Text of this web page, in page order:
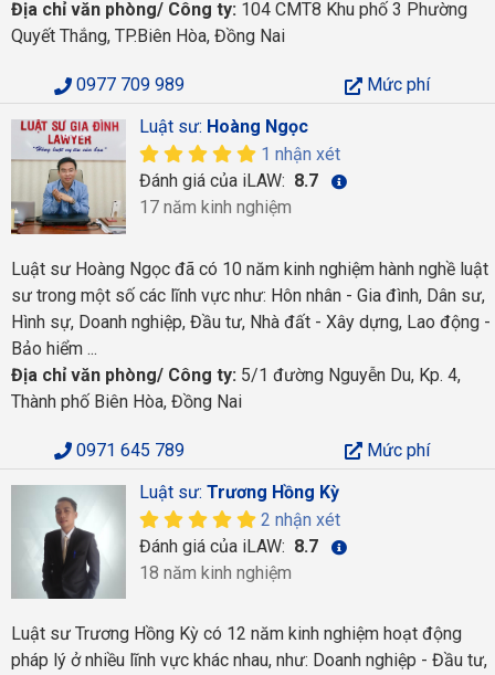
Địa chỉ văn phòng/ Công ty: 104 CMT8 Khu phố 3 Phường
Quyết Thắng, TP.Biên Hòa, Đồng Nai
0977 709 989
Mức phí
Luật sư: Hoàng Ngọc
1 nhận xét
Đánh giá của iLAW: 8.7
17 năm kinh nghiệm
Luật sư Hoàng Ngọc đã có 10 năm kinh nghiệm hành nghề luật
sư trong một số các lĩnh vực như: Hôn nhân - Gia đình, Dân sư,
Hình sự, Doanh nghiệp, Đầu tư, Nhà đất - Xây dựng, Lao động -
Bảo hiểm ...
Địa chỉ văn phòng/ Công ty: 5/1 đường Nguyễn Du, Kp. 4,
Thành phố Biên Hòa, Đồng Nai
0971 645 789
Mức phí
Luật sư: Trương Hồng Kỳ
2 nhận xét
Đánh giá của iLAW: 8.7
18 năm kinh nghiệm
Luật sư Trương Hồng Kỳ có 12 năm kinh nghiệm hoạt động
pháp lý ở nhiều lĩnh vực khác nhau, như: Doanh nghiệp - Đầu tư,